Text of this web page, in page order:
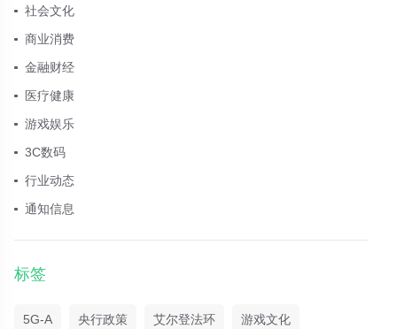
社会文化
商业消费
金融财经
医疗健康
游戏娱乐
3C数码
行业动态
通知信息
标签
5G-A 央行政策 艾尔登法环 游戏文化